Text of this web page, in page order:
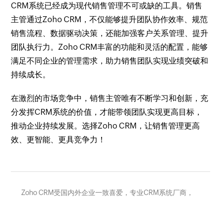
CRM系统已经成为现代销售管理不可或缺的工具。销售
主管通过Zoho CRM，不仅能够提升团队协作效率、规范
销售流程、数据驱动决策，还能加强客户关系管理、提升
团队执行力。Zoho CRM丰富的功能和灵活的配置，能够
满足不同企业的管理需求，助力销售团队实现业绩突破和
持续成长。
在激烈的市场竞争中，销售主管唯有不断学习和创新，充
分发挥CRM系统的价值，才能带领团队实现更高目标，
推动企业持续发展。选择Zoho CRM，让销售管理更高
效、更智能、更具竞争力！
Zoho CRM受国内外企业一致喜爱，专业CRM系统厂商，